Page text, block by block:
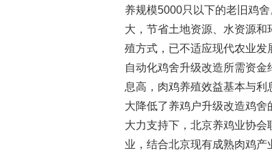
养规模5000只以下的老旧鸡
大，节省土地资源、水资源
殖方式，已不适应现代农业
自动化鸡舍升级改造所需资
息高，肉鸡养殖效益基本与
大降低了养鸡户升级改造鸡
大力支持下，北京养鸡业协
业，结合北京现有成熟肉鸡产